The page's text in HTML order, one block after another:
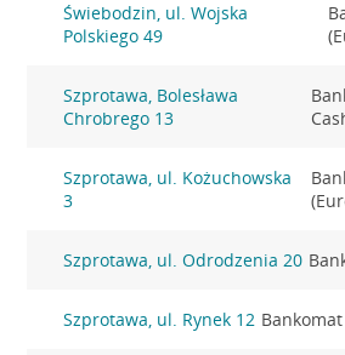
Świebodzin, ul. Wojska
Polskiego 49
Szprotawa, Bolesława
Chrobrego 13
Szprotawa, ul. Kożuchowska
3
Szprotawa, ul. Odrodzenia 20
Szprotawa, ul. Rynek 12